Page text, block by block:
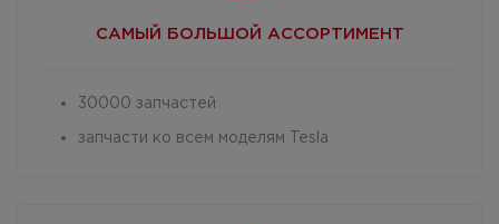
САМЫЙ БОЛЬШОЙ АССОРТИМЕНТ
30000 запчастей
запчасти ко всем моделям Tesla